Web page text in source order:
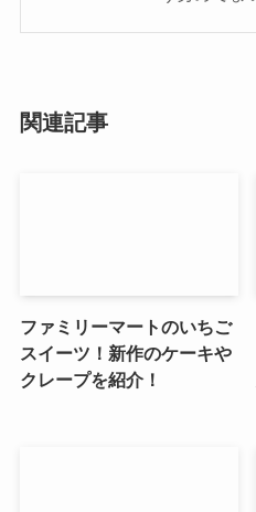
関連記事
ファミリーマートのいちご
スイーツ！新作のケーキや
クレープを紹介！